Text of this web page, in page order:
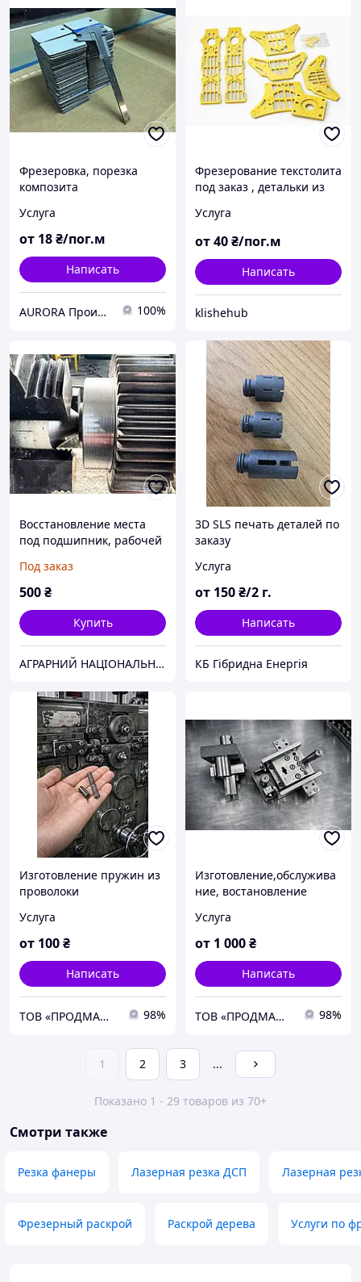
Фрезеровка, порезка
композита
Услуга
от 18₴/пог.м
Написать
AURORA Производственная компания 100%
Фрезерование текстолита
под заказ , детальки из
вашему раскрою
Услуга
от40₴/пог.м
Написать
klishehub
Восстановление места
под подшипник, рабочей
Под заказ
500₴
Купить
АГРАРНИЙ НАЦІОНАЛЬНИЙ КОНСАЛТИНГ
3D SLS печать деталей по
заказу
Услуга
от 150₴/2 г.
Написать
КБ Гібридна Енергія
Изготовление пружин из
проволоки
Услуга
от 100₴
Написать
ТОВ «ПРОДМАШ МВ» 98%
Изготовление,обслужива
ние, востановление
пресс-форм
Услуга
от 1 000₴
Написать
ТОВ «ПРОДМАШ МВ» 98%
1 2 3 ...
Показано 1 - 29 товаров из 70+
Смотри также
Резка фанеры Лазерная резка ДСП Лазерная
Фрезерный раскрой Раскрой дерева Услуги по